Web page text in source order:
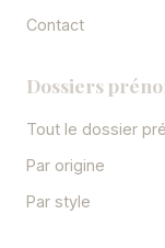
Contact
Dossiers
Tout le dossier
Par origine
Par style